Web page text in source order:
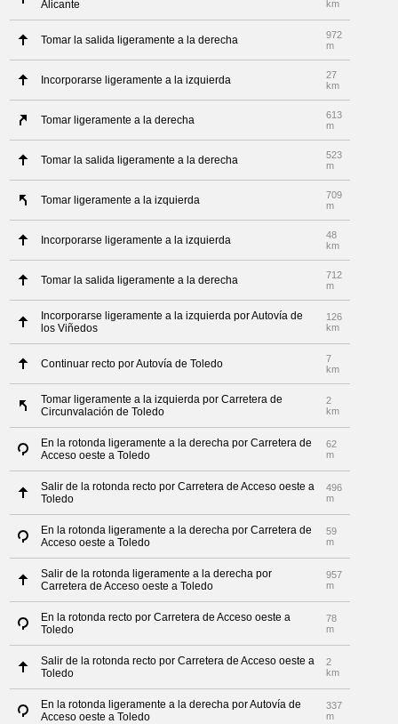
Alicante
km
Tomar la salida ligeramente a la derecha
972
m
Incorporarse ligeramente a la izquierda
27
km
Tomar ligeramente a la derecha
613
m
Tomar la salida ligeramente a la derecha
523
m
Tomar ligeramente a la izquierda
709
m
Incorporarse ligeramente a la izquierda
48
km
Tomar la salida ligeramente a la derecha
712
m
Incorporarse ligeramente a la izquierda por Autovía de
los Viñedos
126
km
Continuar recto por Autovía de Toledo
7
km
Tomar ligeramente a la izquierda por Carretera de
Circunvalación de Toledo
2
km
En la rotonda ligeramente a la derecha por Carretera de
Acceso oeste a Toledo
62
m
Salir de la rotonda recto por Carretera de Acceso oeste a
Toledo
496
m
En la rotonda ligeramente a la derecha por Carretera de
Acceso oeste a Toledo
59
m
Salir de la rotonda ligeramente a la derecha por
Carretera de Acceso oeste a Toledo
957
m
En la rotonda recto por Carretera de Acceso oeste a
Toledo
78
m
Salir de la rotonda recto por Carretera de Acceso oeste a
Toledo
2
km
En la rotonda ligeramente a la derecha por Autovía de
Acceso oeste a Toledo
337
m